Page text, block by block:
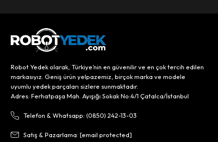
Robot Yedek olarak, Türkiye’nin en güvenilir ve en çok tercih edilen
markasıyız. Geniş ürün yelpazemiz, birçok marka ve modele
uyumlu yedek parçaları sizlere sunmaktadır.
Adres: Ferhatpaşa Mah. Ayışığı Sokak No:4/1 Çatalca/İstanbul
Telefon & Whatsapp: (0850) 242-13-03
Satış & Pazarlama:[email protected]